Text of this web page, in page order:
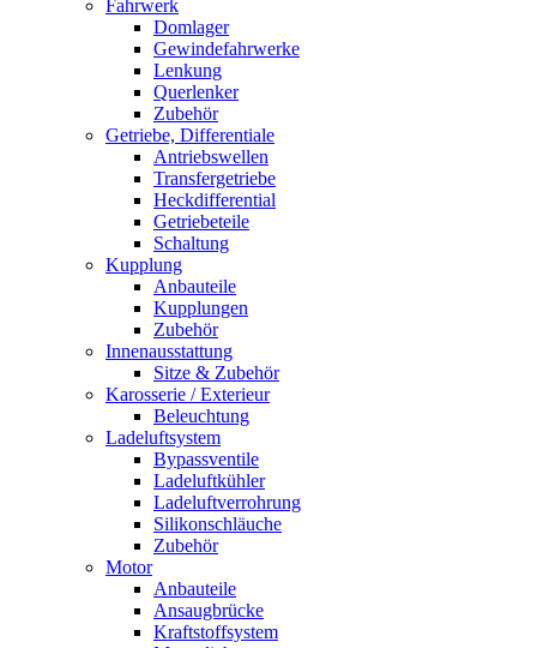
Fahrwerk
Domlager
Gewindefahrwerke
Lenkung
Querlenker
Zubehör
Getriebe, Differentiale
Antriebswellen
Transfergetriebe
Heckdifferential
Getriebeteile
Schaltung
Kupplung
Anbauteile
Kupplungen
Zubehör
Innenausstattung
Sitze & Zubehör
Karosserie / Exterieur
Beleuchtung
Ladeluftsystem
Bypassventile
Ladeluftkühler
Ladeluftverrohrung
Silikonschläuche
Zubehör
Motor
Anbauteile
Ansaugbrücke
Kraftstoffsystem